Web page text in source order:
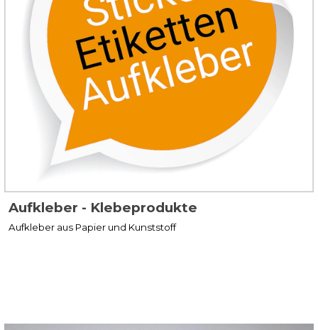
Aufkleber - Klebeprodukte
Aufkleber aus Papier und Kunststoff